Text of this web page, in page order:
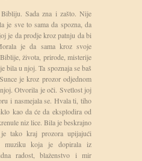
Sada zna i zašto. Nije
je sve to sama da spozna, da
je da prodje kroz patnju da bi
je da sama kroz svoje
života, prirode, misterije
bila u njoj. Ta spoznaja se baš
je kroz prozor odjednom
Otvorila je oči. Svetlost joj
i nasmejala se. Hvala ti, tiho
kao da će da eksplodira od
niz lice. Bila je beskrajno
tako kraj prozora upijajući
muziku koja je dopirala iz
radost, blaženstvo i mir